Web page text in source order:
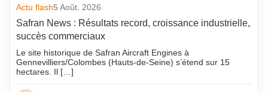
Actu flash5 Août. 2026
Safran News : Résultats record, croissance industrielle,
succès commerciaux
Le site historique de Safran Aircraft Engines à
Gennevilliers/Colombes (Hauts-de-Seine) s’étend sur 15
hectares. Il […]